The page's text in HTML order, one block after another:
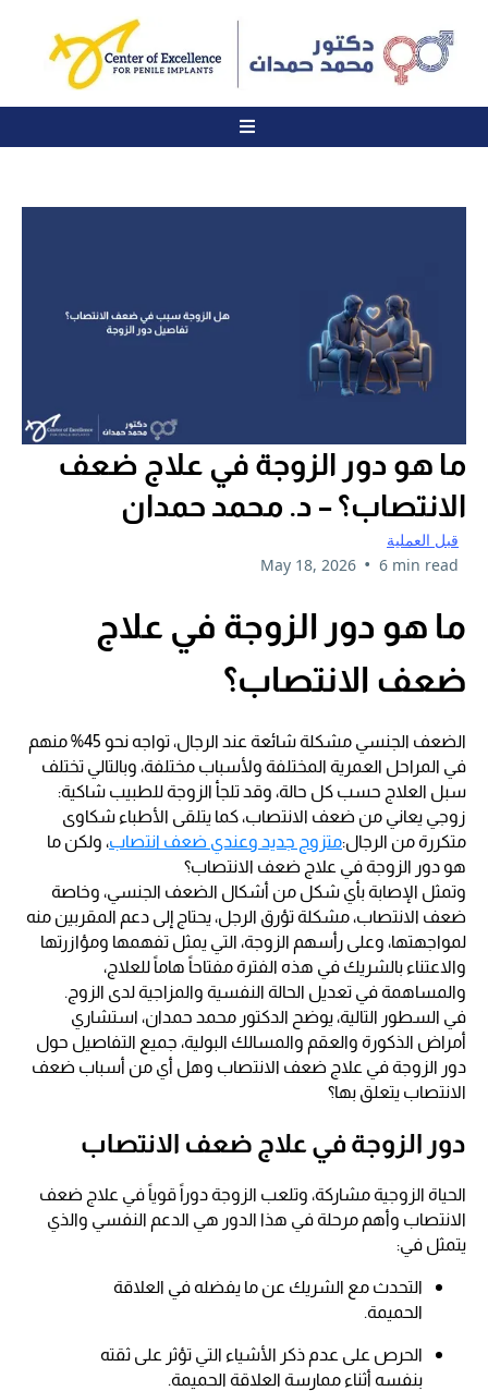
ما هو دور الزوجة في علاج ضعف
الانتصاب؟ – د. محمد حمدان
قبل العملية
May 18, 2026 • 6 min read
ما هو دور الزوجة في علاج
ضعف الانتصاب؟
الضعف الجنسي مشكلة شائعة عند الرجال، تواجه نحو 45% منهم
في المراحل العمرية المختلفة ولأسباب مختلفة، وبالتالي تختلف
سبل العلاج حسب كل حالة، وقد تلجأ الزوجة للطبيب شاكية:
زوجي يعاني من ضعف الانتصاب، كما يتلقى الأطباء شكاوى
متكررة من الرجال:متزوج جديد وعندي ضعف انتصاب، ولكن ما
هو دور الزوجة في علاج ضعف الانتصاب؟
وتمثل الإصابة بأي شكل من أشكال الضعف الجنسي، وخاصة
ضعف الانتصاب، مشكلة تؤرق الرجل، يحتاج إلى دعم المقربين منه
لمواجهتها، وعلى رأسهم الزوجة، التي يمثل تفهمها ومؤازرتها
والاعتناء بالشريك في هذه الفترة مفتاحاً هاماً للعلاج،
والمساهمة في تعديل الحالة النفسية والمزاجية لدى الزوج.
في السطور التالية، يوضح الدكتور محمد حمدان، استشاري
أمراض الذكورة والعقم والمسالك البولية، جميع التفاصيل حول
دور الزوجة في علاج ضعف الانتصاب وهل أي من أسباب ضعف
الانتصاب يتعلق بها؟
دور الزوجة في علاج ضعف الانتصاب
الحياة الزوجية مشاركة، وتلعب الزوجة دوراً قوياً في علاج ضعف
الانتصاب وأهم مرحلة في هذا الدور هي الدعم النفسي والذي
يتمثل في:
التحدث مع الشريك عن ما يفضله في العلاقة
الحميمة.
الحرص على عدم ذكر الأشياء التي تؤثر على ثقته
بنفسه أثناء ممارسة العلاقة الحميمة.